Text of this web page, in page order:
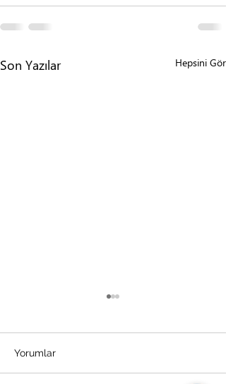
Son Yazılar Hepsini Gör
Yorumlar